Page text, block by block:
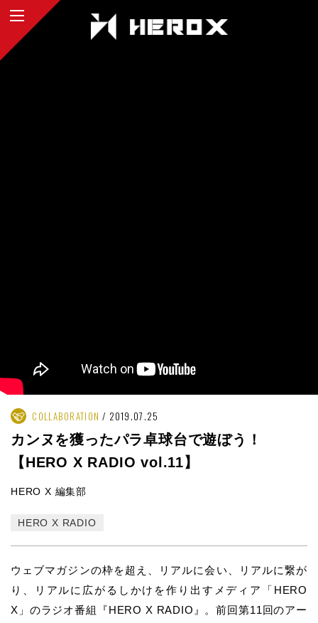
COLLABORATION 2019.07.25
カンヌを獲ったパラ卓球台で遊ぼう！
【HERO X RADIO vol.11】
HERO X 編集部
HERO X RADIO
ウェブマガジンの枠を超え、リアルに会い、リアルに繋が
り、リアルに広がるしかけを作り出すメディア「HERO
X」のラジオ番組『HERO X RADIO』。前回第11回のアー